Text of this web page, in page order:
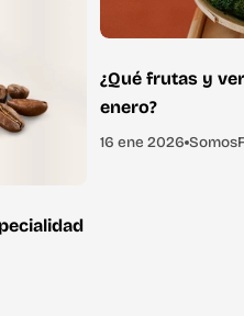
¿Qué frutas y
enero?
16 ene 2026